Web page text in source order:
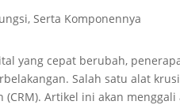
yang cepat berubah,
Salah satu alat
(CRM). Artikel ini akan